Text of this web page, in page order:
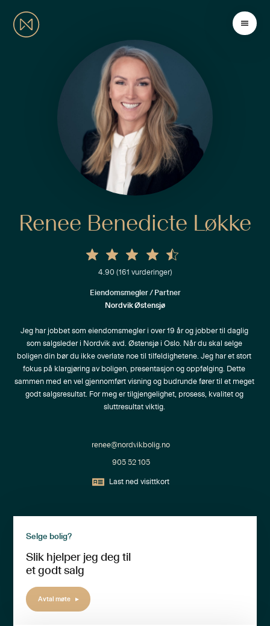
Renee Benedicte Løkke
4.90(161 vurderinger)
Eiendomsmegler / Partner
Nordvik Østensjø
Jeg har jobbet som eiendomsmegler i over 19 år og jobber til daglig
som salgsleder i Nordvik avd. Østensjø i Oslo. Når du skal selge
boligen din bør du ikke overlate noe til tilfeldighetene. Jeg har et stort
fokus på klargjøring av boligen, presentasjon og oppfølging. Dette
sammen med en vel gjennomført visning og budrunde fører til et meget
godt salgsresultat. For meg er tilgjengelighet, prosess, kvalitet og
sluttresultat viktig.
renee@nordvikbolig.no
905 52 105
Last ned visittkort
Selge bolig?
Slik hjelper jeg deg til
et godt salg
Avtal møte